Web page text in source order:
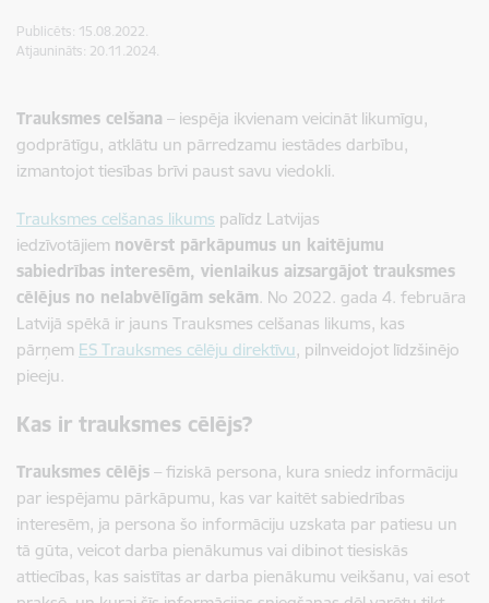
Publicēts: 15.08.2022.
Atjaunināts: 20.11.2024.
Trauksmes celšana – iespēja ikvienam veicināt likumīgu,
godprātīgu, atklātu un pārredzamu iestādes darbību,
izmantojot tiesības brīvi paust savu viedokli.
Trauksmes celšanas likums palīdz Latvijas
iedzīvotājiem novērst pārkāpumus un kaitējumu
sabiedrības interesēm, vienlaikus aizsargājot trauksmes
cēlējus no nelabvēlīgām sekām. No 2022. gada 4. februāra
Latvijā spēkā ir jauns Trauksmes celšanas likums, kas
pārņem ES Trauksmes cēlēju direktīvu, pilnveidojot līdzšinējo
pieeju.
Kas ir trauksmes cēlējs?
Trauksmes cēlējs – fiziskā persona, kura sniedz informāciju
par iespējamu pārkāpumu, kas var kaitēt sabiedrības
interesēm, ja persona šo informāciju uzskata par patiesu un
tā gūta, veicot darba pienākumus vai dibinot tiesiskās
attiecības, kas saistītas ar darba pienākumu veikšanu, vai esot